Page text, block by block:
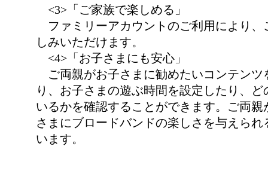
<3>「ご家族で楽しめる」
ファミリーアカウントのご利用により、
しみいただけます。
<4>「お子さまにも安心」
ご両親がお子さまに勧めたいコンテンツ
り、お子さまの遊ぶ時間を設定したり、
いるかを確認することができます。ご両親
さまにブロードバンドの楽しさを与えられ
います。